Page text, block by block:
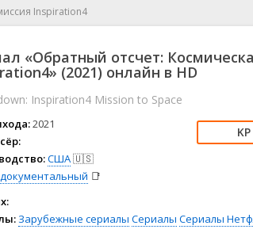
👨‍💼 Новости
Реальное тв
шоу
🤯 Триллер
🤠 Фильм-нуар
Inspiration4
«Обратный отсчет:
(2021) онлайн в HD
Inspiration4 Mission to Space
2021
США🇺🇸
документальный 📑
Зарубежные сериалы Сериалы Сериалы